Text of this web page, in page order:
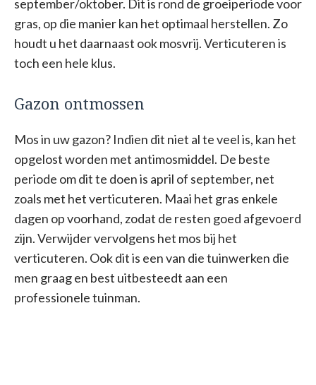
september/oktober. Dit is rond de groeiperiode voor
gras, op die manier kan het optimaal herstellen. Zo
houdt u het daarnaast ook mosvrij. Verticuteren is
toch een hele klus.
Gazon ontmossen
Mos in uw gazon? Indien dit niet al te veel is, kan het
opgelost worden met antimosmiddel. De beste
periode om dit te doen is april of september, net
zoals met het verticuteren. Maai het gras enkele
dagen op voorhand, zodat de resten goed afgevoerd
zijn. Verwijder vervolgens het mos bij het
verticuteren. Ook dit is een van die tuinwerken die
men graag en best uitbesteedt aan een
professionele tuinman.